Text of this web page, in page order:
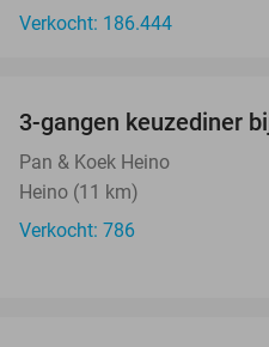
Verkocht: 186.444
3-gangen keuzediner
Pan & Koek Heino
Heino (11 km)
Verkocht: 786